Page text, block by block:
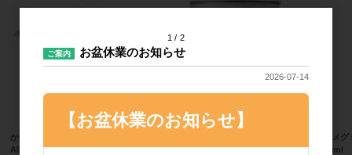
かねみつ PETゴールドトレー角型
AP-77K-1 100枚
グランクリュ 820g
雪印メ
1000ml
1 2
ご案内 お盆休業のお知らせ
2026-07-14
【お盆休業のお知らせ】